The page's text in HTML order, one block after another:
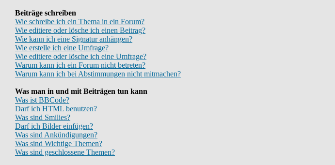
Beiträge schreiben
Wie schreibe ich ein Thema in ein Forum?
Wie editiere oder lösche ich einen Beitrag?
Wie kann ich eine Signatur anhängen?
Wie erstelle ich eine Umfrage?
Wie editiere oder lösche ich eine Umfrage?
Warum kann ich ein Forum nicht betreten?
Warum kann ich bei Abstimmungen nicht mitmachen?
Was man in und mit Beiträgen tun kann
Was ist BBCode?
Darf ich HTML benutzen?
Was sind Smilies?
Darf ich Bilder einfügen?
Was sind Ankündigungen?
Was sind Wichtige Themen?
Was sind geschlossene Themen?